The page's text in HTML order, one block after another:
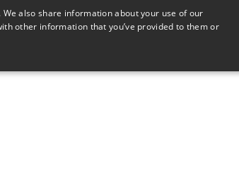
also share information about your use of our
other information that you’ve provided to them or